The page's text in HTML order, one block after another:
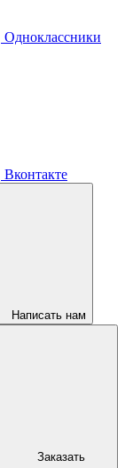
Одноклассники
Вконтакте
Написать нам
Заказать